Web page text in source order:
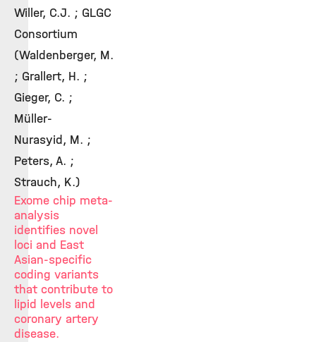
Willer, C.J. ; GLGC
Consortium
(Waldenberger, M.
; Grallert, H. ;
Gieger, C. ;
Müller-
Nurasyid, M. ;
Peters, A. ;
Strauch, K.)
Exome chip meta-
analysis
identifies novel
loci and East
Asian-specific
coding variants
that contribute to
lipid levels and
coronary artery
disease.